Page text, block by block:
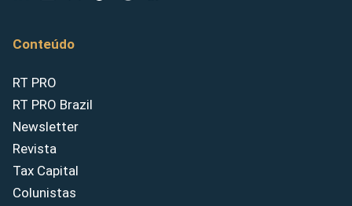
Conteúdo
RT PRO
RT PRO Brazil
Newsletter
Revista
Tax Capital
Colunistas